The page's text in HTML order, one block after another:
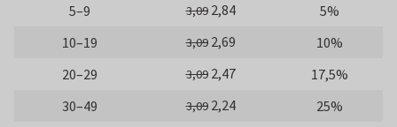
5–9
3,09 2,84
5%
10–19
3,09 2,69
10%
20–29
3,09 2,47
17,5%
30–49
3,09 2,24
25%